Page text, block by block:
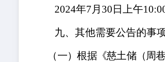
2024年7 月 30 日上午10:
九、其他需要公告的事
（一）根据《慈土储（周巷